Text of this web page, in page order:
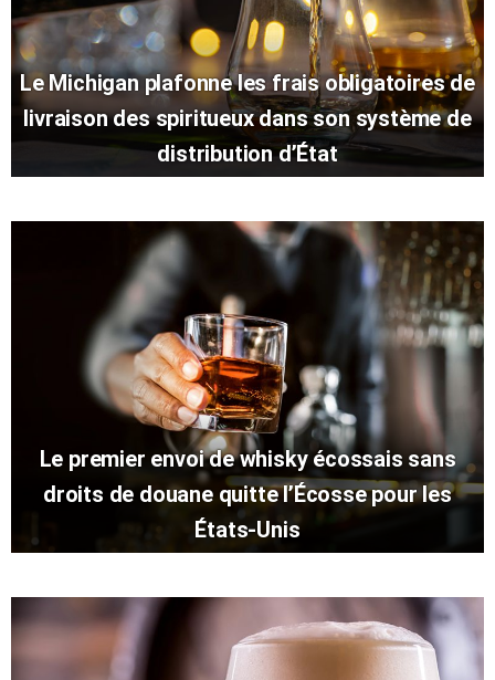
Le Michigan plafonne les frais obligatoires de
livraison des spiritueux dans son système de
distribution d’État
Le premier envoi de whisky écossais sans
droits de douane quitte l’Écosse pour les
États-Unis